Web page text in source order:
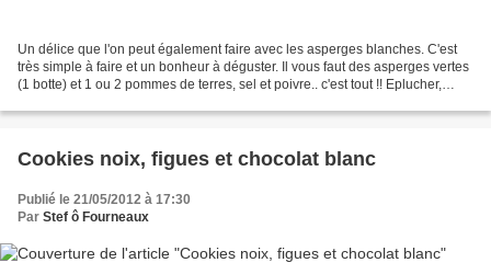
Un délice que l'on peut également faire avec les asperges blanches. C'est
très simple à faire et un bonheur à déguster. Il vous faut des asperges vertes
(1 botte) et 1 ou 2 pommes de terres, sel et poivre.. c'est tout !! Eplucher,
Cookies noix, figues et chocolat blanc
Publié le 21/05/2012 à 17:30
Par Stef ô Fourneaux